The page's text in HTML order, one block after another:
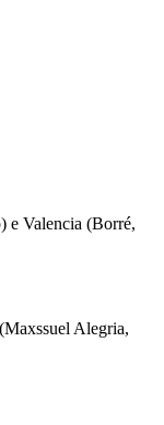
e Valencia (Borré,
Alegria,